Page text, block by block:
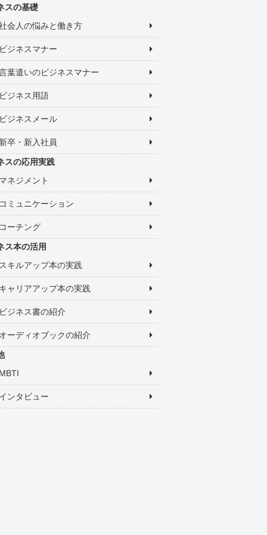
スの基礎
会人の悩みと働き方
ジネスマナー
葉遣いのビジネスマナー
ジネス用語
ジネスメール
卒・新入社員
スの応用実践
ネジメント
ミュニケーション
ーチング
ス本の活用
キルアップ本の実践
ャリアアップ本の実践
ジネス書の紹介
ーディオブックの紹介
ンタビュー